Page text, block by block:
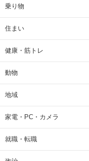
乗り物
住まい
健康・筋トレ
動物
地域
家電・PC・カメラ
就職・転職